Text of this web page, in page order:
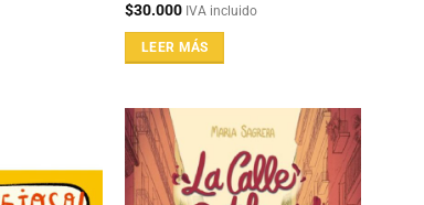
$30.000 IVA incluido
LEER MÁS